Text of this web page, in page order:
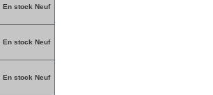
En stock Neuf
En stock Neuf
En stock Neuf